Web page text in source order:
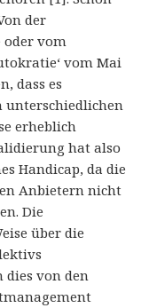
der
oder vom
vom Mai
dass es
unterschiedlichen
erheblich
hat also
Handicap, da die
Anbietern nicht
Die
über die
von den